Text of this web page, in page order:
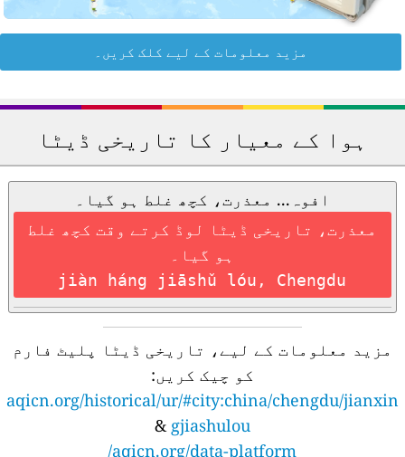
مزید معلومات کے لیے کلک کریں۔
ہوا کے معیار کا تاریخی ڈیٹا
افوہ... معذرت، کچھ غلط ہو گیا۔
معذرت، تاریخی ڈیٹا لوڈ کرتے وقت کچھ غلط
ہو گیا۔
jiàn háng jiāshǔ lóu, Chengdu
مزید معلومات کے لیے، تاریخی ڈیٹا پلیٹ فارم
کو چیک کریں:
aqicn.org/historical/ur/#city:china/chengdu/jianxin
gjiashulou
&
aqicn.org/data-platform/